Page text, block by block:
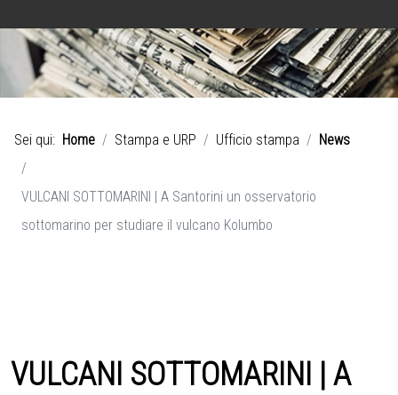
Sei qui: Home Stampa e URP Ufficio stampa News
VULCANI SOTTOMARINI | A Santorini un osservatorio
sottomarino per studiare il vulcano Kolumbo
VULCANI SOTTOMARINI | A